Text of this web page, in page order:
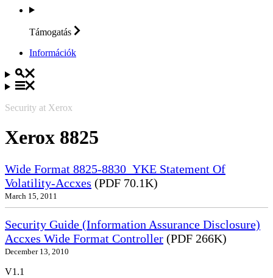
Támogatás
Információk
Security at Xerox
Xerox 8825
Wide Format 8825-8830_YKE Statement Of
Volatility-Accxes (PDF 70.1K)
March 15, 2011
Security Guide (Information Assurance Disclosure)
Accxes Wide Format Controller (PDF 266K)
December 13, 2010
V1.1